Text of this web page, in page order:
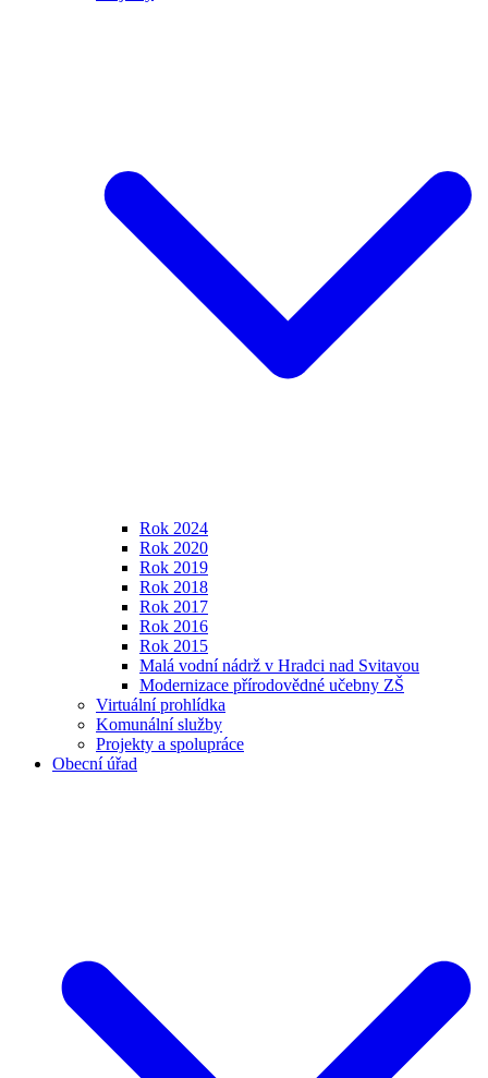
Rok 2024
Rok 2020
Rok 2019
Rok 2018
Rok 2017
Rok 2016
Rok 2015
Malá vodní nádrž v Hradci nad Svitavou
Modernizace přírodovědné učebny ZŠ
Virtuální prohlídka
Komunální služby
Projekty a spolupráce
Obecní úřad